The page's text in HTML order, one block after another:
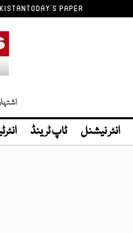
TODAY'S PAPER
انٹر نیشنل ٹاپ ٹرینڈ